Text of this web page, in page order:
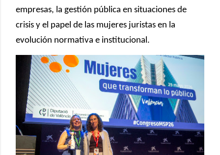
empresas, la gestión pública en situaciones de
crisis y el papel de las mujeres juristas en la
evolución normativa e institucional.